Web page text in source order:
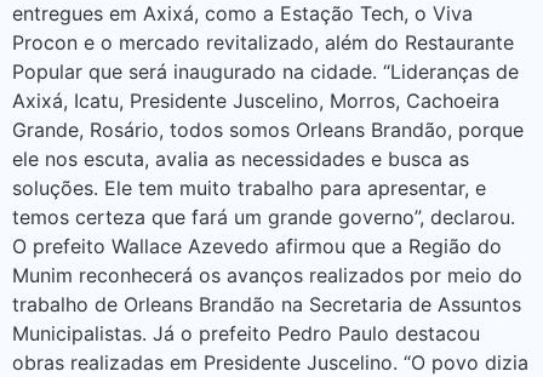
entregues em Axixá, como a Estação Tech, o Viva
Procon e o mercado revitalizado, além do Restaurante
Popular que será inaugurado na cidade. “Lideranças de
Axixá, Icatu, Presidente Juscelino, Morros, Cachoeira
Grande, Rosário, todos somos Orleans Brandão, porque
ele nos escuta, avalia as necessidades e busca as
soluções. Ele tem muito trabalho para apresentar, e
temos certeza que fará um grande governo”, declarou.
O prefeito Wallace Azevedo afirmou que a Região do
Munim reconhecerá os avanços realizados por meio do
trabalho de Orleans Brandão na Secretaria de Assuntos
Municipalistas. Já o prefeito Pedro Paulo destacou
obras realizadas em Presidente Juscelino. “O povo dizia